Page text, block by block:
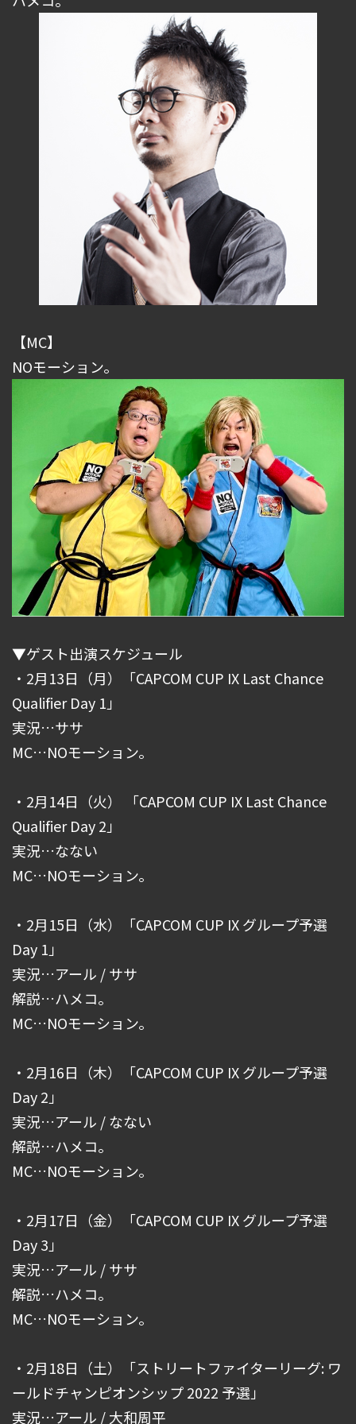
【MC】
NOモーション。
▼ゲスト出演スケジュール
・2月13日（月）「CAPCOM CUP IX Last Chance
Qualifier Day 1」
実況…ササ
MC…NOモーション。
・2月14日（火） 「CAPCOM CUP IX Last Chance
Qualifier Day 2」
実況…なない
MC…NOモーション。
・2月15日（水）「CAPCOM CUP IX グループ予選
Day 1」
実況…アール / ササ
解説…ハメコ。
MC…NOモーション。
・2月16日（木）「CAPCOM CUP IX グループ予選
Day 2」
実況…アール / なない
解説…ハメコ。
MC…NOモーション。
・2月17日（金）「CAPCOM CUP IX グループ予選
Day 3」
実況…アール / ササ
解説…ハメコ。
MC…NOモーション。
・2月18日（土）「ストリートファイターリーグ: ワ
ールドチャンピオンシップ 2022 予選」
実況…アール / 大和周平